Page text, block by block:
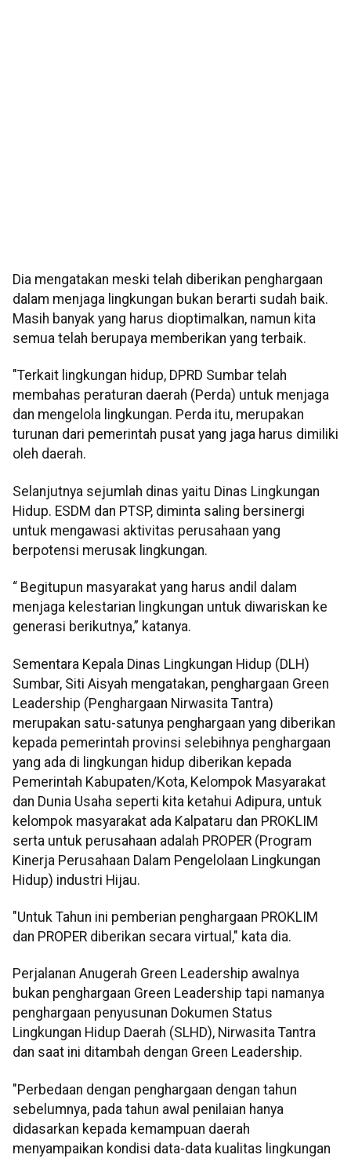
Dia mengatakan meski telah diberikan penghargaan
dalam menjaga lingkungan bukan berarti sudah baik.
Masih banyak yang harus dioptimalkan, namun kita
semua telah berupaya memberikan yang terbaik.
"Terkait lingkungan hidup, DPRD Sumbar telah
membahas peraturan daerah (Perda) untuk menjaga
dan mengelola lingkungan. Perda itu, merupakan
turunan dari pemerintah pusat yang jaga harus dimiliki
oleh daerah.
Selanjutnya sejumlah dinas yaitu Dinas Lingkungan
Hidup. ESDM dan PTSP, diminta saling bersinergi
untuk mengawasi aktivitas perusahaan yang
berpotensi merusak lingkungan.
“ Begitupun masyarakat yang harus andil dalam
menjaga kelestarian lingkungan untuk diwariskan ke
generasi berikutnya,” katanya.
Sementara Kepala Dinas Lingkungan Hidup (DLH)
Sumbar, Siti Aisyah mengatakan, penghargaan Green
Leadership (Penghargaan Nirwasita Tantra)
merupakan satu-satunya penghargaan yang diberikan
kepada pemerintah provinsi selebihnya penghargaan
yang ada di lingkungan hidup diberikan kepada
Pemerintah Kabupaten/Kota, Kelompok Masyarakat
dan Dunia Usaha seperti kita ketahui Adipura, untuk
kelompok masyarakat ada Kalpataru dan PROKLIM
serta untuk perusahaan adalah PROPER (Program
Kinerja Perusahaan Dalam Pengelolaan Lingkungan
Hidup) industri Hijau.
"Untuk Tahun ini pemberian penghargaan PROKLIM
dan PROPER diberikan secara virtual," kata dia.
Perjalanan Anugerah Green Leadership awalnya
bukan penghargaan Green Leadership tapi namanya
penghargaan penyusunan Dokumen Status
Lingkungan Hidup Daerah (SLHD), Nirwasita Tantra
dan saat ini ditambah dengan Green Leadership.
"Perbedaan dengan penghargaan dengan tahun
sebelumnya, pada tahun awal penilaian hanya
didasarkan kepada kemampuan daerah
menyampaikan kondisi data-data kualitas lingkungan